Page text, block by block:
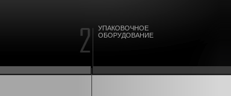
УПАКОВОЧНОЕ
ОБОРУДОВАНИЕ